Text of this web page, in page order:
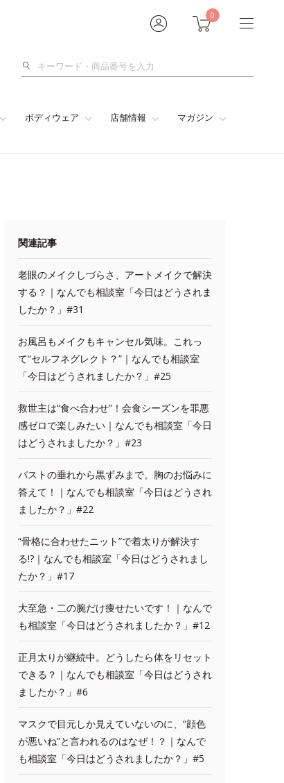
0
検
ボディウェア 店舗情報 マガジン
関連記事
老眼のメイクしづらさ、アートメイクで解決
する？｜なんでも相談室「今日はどうされま
したか？」#31
お風呂もメイクもキャンセル気味。これっ
て“セルフネグレクト？”｜なんでも相談室
「今日はどうされましたか？」#25
救世主は“食べ合わせ”！会食シーズンを罪悪
感ゼロで楽しみたい｜なんでも相談室「今日
はどうされましたか？」#23
バストの垂れから黒ずみまで。胸のお悩みに
答えて！｜なんでも相談室「今日はどうされ
ましたか？」#22
“骨格に合わせたニット”で着太りが解決す
る!?｜なんでも相談室「今日はどうされまし
たか？」#17
大至急・二の腕だけ痩せたいです！｜なんで
も相談室「今日はどうされましたか？」#12
正月太りが継続中。どうしたら体をリセット
できる？｜なんでも相談室「今日はどうされ
ましたか？」#6
マスクで目元しか見えていないのに、“顔色
が悪いね”と言われるのはなぜ！？｜なんで
も相談室「今日はどうされましたか？」#5